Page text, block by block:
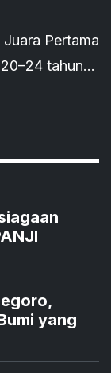
Pertama
tahun
yang